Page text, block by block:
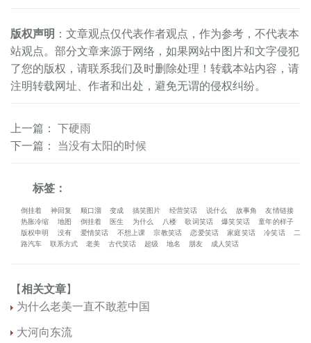
版权声明 ：文章观点仅代表作者观点，作为参考，不代表本
站观点。部分文章来源于网络，如果网站中图片和文字侵犯
了您的版权，请联系我们及时删除处理！转载本站内容，请
注明转载网址、作者和出处，避免无谓的侵权纠纷。
上一篇 ： 下硬雨
下一篇 ： 当没有太阳的时候
标签：
倒挂着 神回复 顺口溜 变成 搞笑图片 经营笑话 说什么 故事角
友情链接
热胀冷缩
地图 倒挂着 医生 为什么 八楼 歌词笑话 爆笑笑话
童年的样子
版权申明
没有 爱情笑话 不想上课 宗教笑话 恋爱笑话 家庭笑话 冷笑话
二
路汽车
联系方式 老美 古代笑话 超级 地名 朋友 成人笑话
【相关文章】
为什么老美一直不敢惹中国
大河向东流